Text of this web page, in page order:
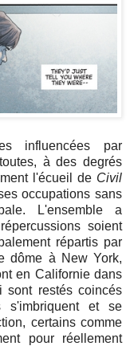
influencées par
à des degrés
l'écueil de Civil
occupations sans
L'ensemble a
soient
répartis par
dôme à New York,
en Californie dans
sont restés coincés
s'imbriquent et se
certains comme
pour réellement